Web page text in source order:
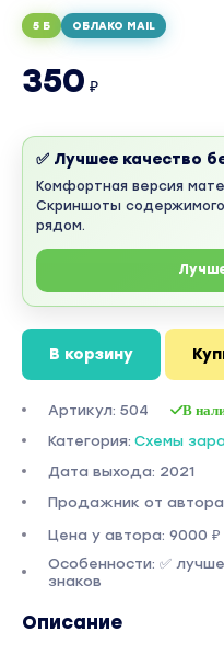
5 Б ОБЛАКО MAIL
350 ₽
✅ Лучшее качество
Комфортная версия
Скриншоты
рядом.
В корзину
Артикул: 504 В
Категория: Схемы
Дата выхода: 2021
Продажник от
Цена у автора: 9000 ₽
Особенности: ✅
знаков
Описание